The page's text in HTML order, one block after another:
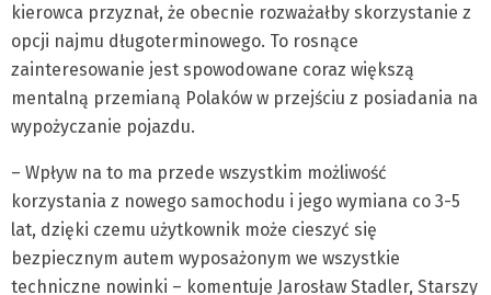
kierowca przyznał, że obecnie rozważałby skorzystanie z
opcji najmu długoterminowego. To rosnące
zainteresowanie jest spowodowane coraz większą
mentalną przemianą Polaków w przejściu z posiadania na
wypożyczanie pojazdu.
– Wpływ na to ma przede wszystkim możliwość
korzystania z nowego samochodu i jego wymiana co 3-5
lat, dzięki czemu użytkownik może cieszyć się
bezpiecznym autem wyposażonym we wszystkie
techniczne nowinki – komentuje Jarosław Stadler, Starszy